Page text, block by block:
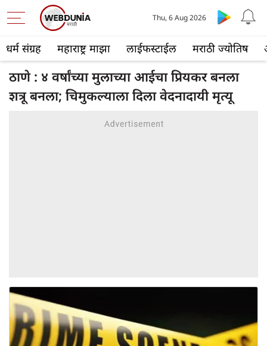
धर्म संग्रह महाराष्ट्र माझा लाईफस्टाईल मराठी ज्योतिष
Thu, 6 Aug 2026
ठाणे : ४ वर्षांच्या मुलाच्या आईचा प्रियकर बनला
शत्रू बनला; चिमुकल्याला दिला वेदनादायी मृत्यू